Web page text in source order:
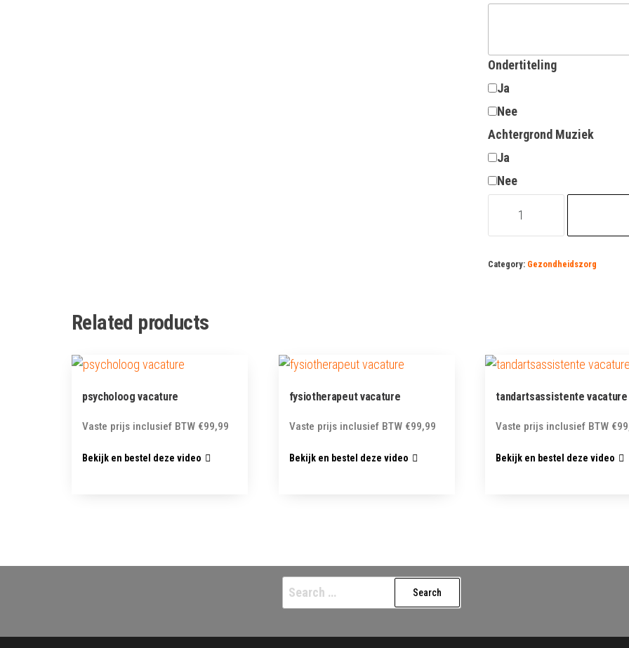
Ondertiteling
Ja
Nee
Achtergrond Muziek
Ja
Nee
vacature
Category: Gezondheidszorg
Related products
psycholoog vacature
Vaste prijs inclusief BTW €99,99
Bekijk en bestel deze video
fysiotherapeut vacature
Vaste prijs inclusief BTW €99,99
Bekijk en bestel deze video
tandartsassistente vacature
Vaste prijs inclusief BTW €
Bekijk en bestel deze video
Search
for: